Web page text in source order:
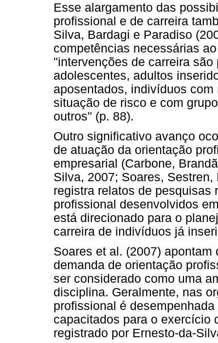
Esse alargamento das
profissional e de carreira
Silva, Bardagi e Paradiso
competências necessárias
"intervenções de carreira
adolescentes, adultos
aposentados, indivíduos
situação de risco e com
outros" (p. 88).
Outro significativo avanço
de atuação da orientação
empresarial (Carbone,
Silva, 2007; Soares,
registra relatos de pesquisas
profissional desenvolvidos
está direcionado para o
carreira de indivíduos já
Soares et al. (2007)
demanda de orientação
ser considerado como uma
disciplina. Geralmente, nas
profissional é
capacitados para o exercício
registrado por Ernesto-da-